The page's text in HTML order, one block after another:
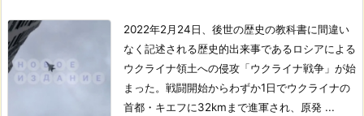
2022年2月24日、後世の歴史の教科書に間違い
なく記述される歴史的出来事であるロシアによる
ウクライナ領土への侵攻「ウクライナ戦争」が始
まった。 戦闘開始からわずか1日でウクライナの
首都・キエフに32kmまで進軍され、原発 ...